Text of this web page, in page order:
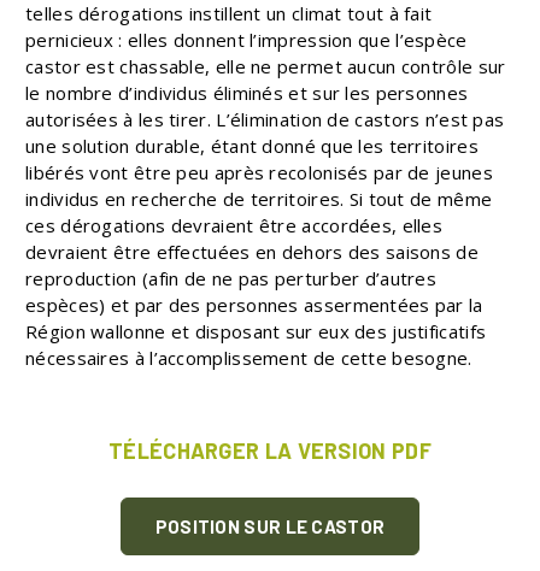
telles dérogations instillent un climat tout à fait
pernicieux : elles donnent l’impression que l’espèce
castor est chassable, elle ne permet aucun contrôle sur
le nombre d’individus éliminés et sur les personnes
autorisées à les tirer. L’élimination de castors n’est pas
une solution durable, étant donné que les territoires
libérés vont être peu après recolonisés par de jeunes
individus en recherche de territoires. Si tout de même
ces dérogations devraient être accordées, elles
devraient être effectuées en dehors des saisons de
reproduction (afin de ne pas perturber d’autres
espèces) et par des personnes assermentées par la
Région wallonne et disposant sur eux des justificatifs
nécessaires à l’accomplissement de cette besogne.
TÉLÉCHARGER LA VERSION PDF
POSITION SUR LE CASTOR